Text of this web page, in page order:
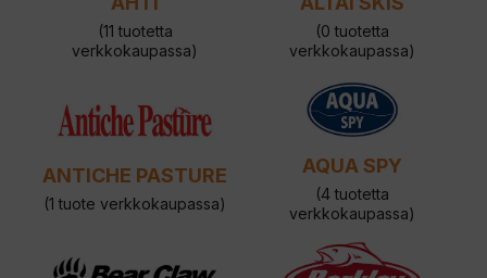
(11 tuotetta
verkkokaupassa)
(0 tuotetta
verkkokaupassa)
ANTICHE PASTURE
(1 tuote verkkokaupassa)
AQUA SPY
(4 tuotetta
verkkokaupassa)